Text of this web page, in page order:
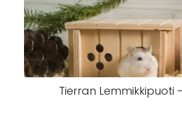
Tierran Lemmikkipuoti